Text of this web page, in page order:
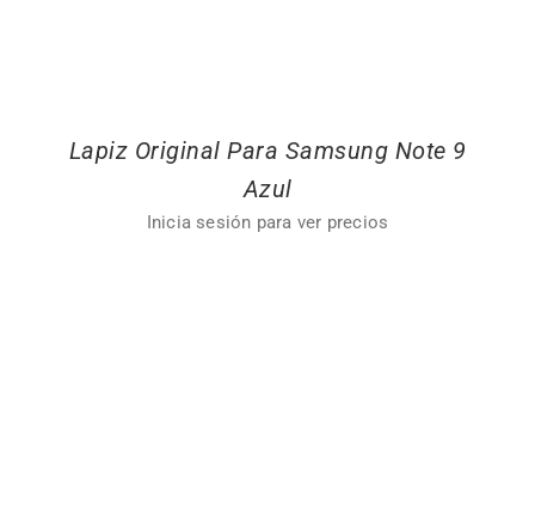
Lapiz Original Para Samsung Note 9
Azul
Inicia sesión para ver precios